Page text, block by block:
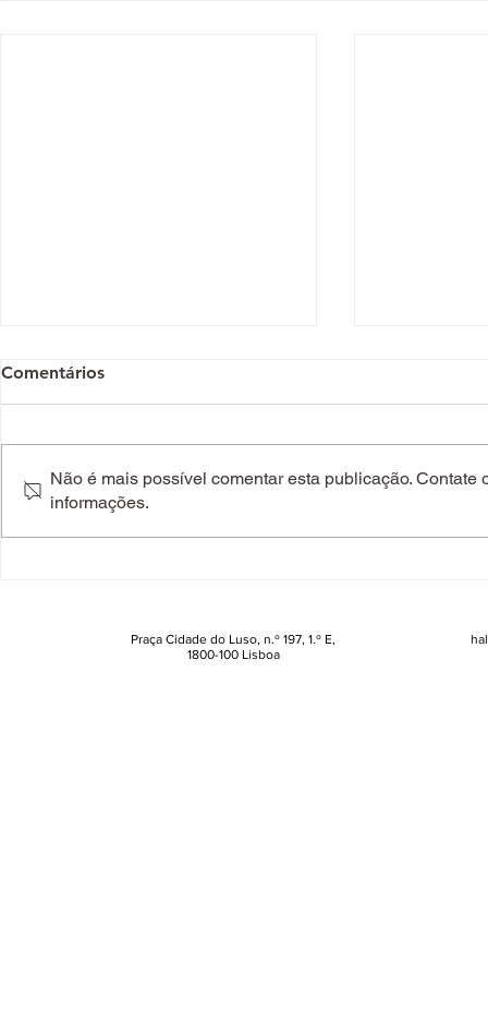
14 achados que não pode
O perfume
Comentários
Não é mais possível comentar esta publicação. Contate
informações.
Praça Cidade do Luso, n.º 197, 1.º E,
1800-100 Lisboa